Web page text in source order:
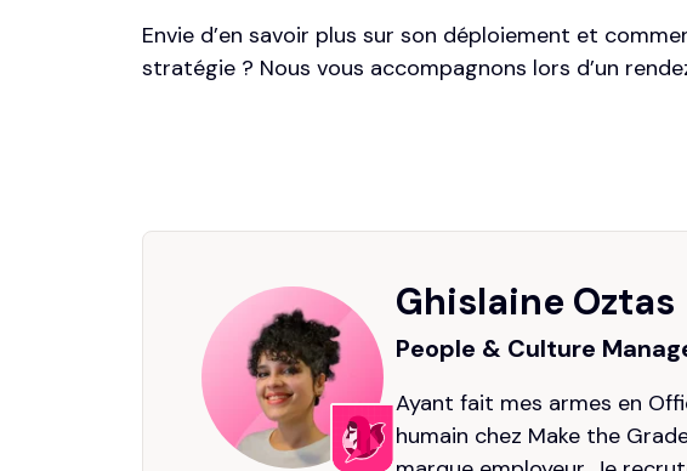
Envie d’en savoir plus sur son déploiement et
stratégie ? Nous vous accompagnons lors d’un
Ghislaine Oztas
People & Culture
Ayant fait mes armes en
humain chez Make the